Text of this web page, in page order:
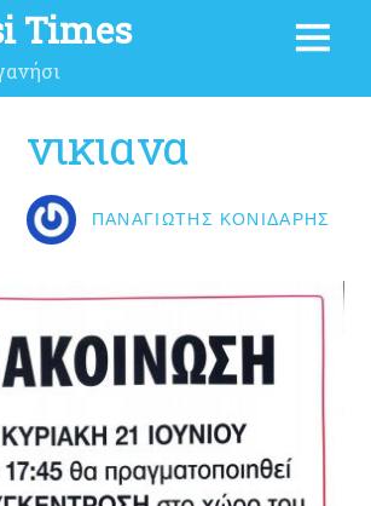
Times
νικιανα
ΠΑΝΑΓΙΏΤΗΣ ΚΟΝΙΔΆΡΗΣ